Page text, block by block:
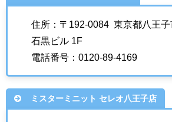
住所：〒192-0084 東京都八王子
石黒ビル 1F
電話番号：0120-89-4169
ミスターミニット セレオ八王子店